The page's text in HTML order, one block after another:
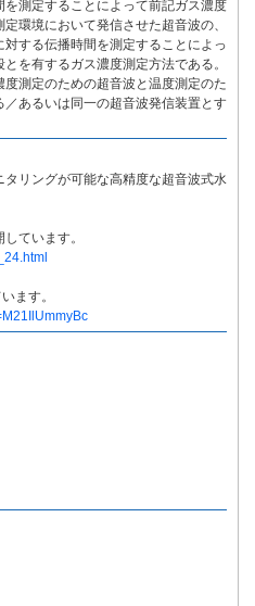
測定することによって前記ガス濃度
環境において発信させた超音波の、
する伝播時間を測定することによっ
を有するガス濃度測定方法である。
測定のための超音波と温度測定のた
あるいは同一の超音波発信装置とす
リングが可能な高精度な超音波式水
ています。
ます。